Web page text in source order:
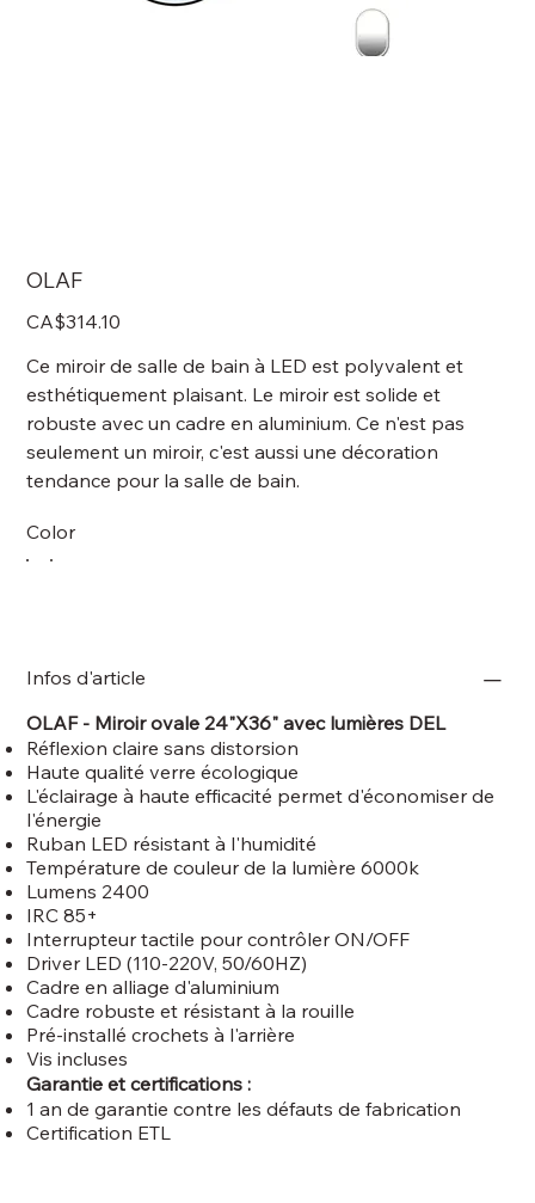
OLAF
Price
CA$314.10
Ce miroir de salle de bain à LED est polyvalent et
esthétiquement plaisant. Le miroir est solide et
robuste avec un cadre en aluminium. Ce n'est pas
seulement un miroir, c'est aussi une décoration
tendance pour la salle de bain.
Color
Infos d'article
OLAF - Miroir ovale 24"X36" avec lumières DEL
Réflexion claire sans distorsion
Haute qualité verre écologique
L'éclairage à haute efficacité permet d'économiser de
l'énergie
Ruban LED résistant à l'humidité
Température de couleur de la lumière 6000k
Lumens 2400
IRC 85+
Interrupteur tactile pour contrôler ON/OFF
Driver LED (110-220V, 50/60HZ)
Cadre en alliage d'aluminium
Cadre robuste et résistant à la rouille
Pré-installé crochets à l'arrière
Vis incluses
Garantie et certifications :
1 an de garantie contre les défauts de fabrication
Certification ETL